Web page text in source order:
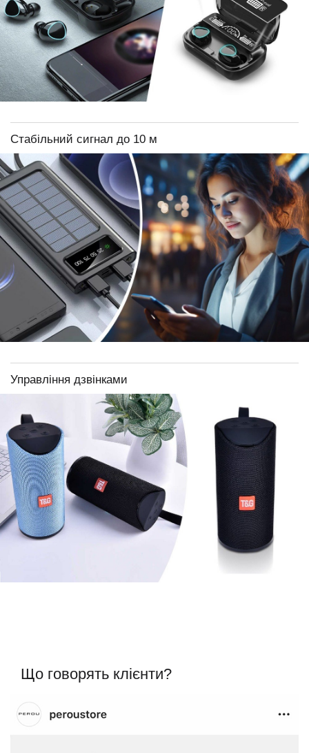
Стабільний сигнал до 10 м
Управління дзвінками
Що говорять клієнти?